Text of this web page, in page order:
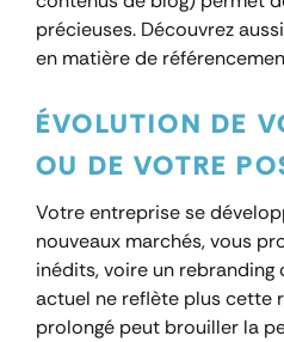
précieuses. Découvrez
en matière de
ÉVOLUTION DE
OU DE VOTRE
Votre entreprise se
nouveaux marchés, vous
inédits, voire un
actuel ne reflète plus cette
prolongé peut brouiller la